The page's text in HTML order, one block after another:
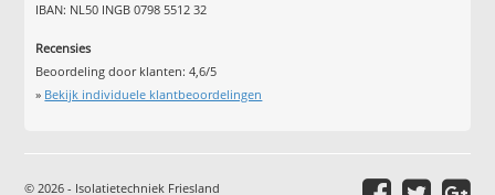
IBAN: NL50 INGB 0798 5512 32
Recensies
Beoordeling door klanten:4,6/5
» Bekijk individuele klantbeoordelingen
© 2026 - Isolatietechniek Friesland